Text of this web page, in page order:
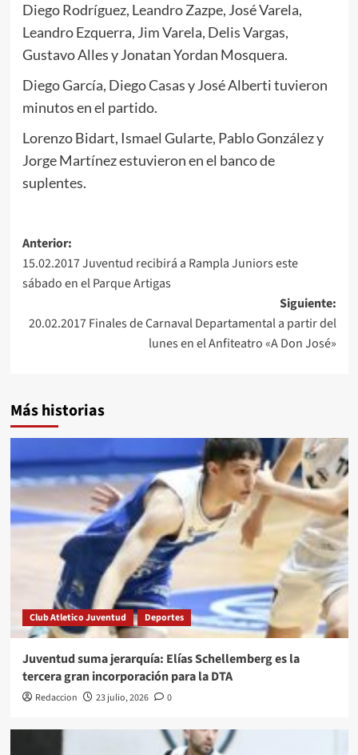
Diego Rodríguez, Leandro Zazpe, José Varela,
Leandro Ezquerra, Jim Varela, Delis Vargas,
Gustavo Alles y Jonatan Yordan Mosquera.
Diego García, Diego Casas y José Alberti tuvieron
minutos en el partido.
Lorenzo Bidart, Ismael Gularte, Pablo González y
Jorge Martínez estuvieron en el banco de
suplentes.
Navegación
de
entradas
Anterior:
15.02.2017 Juventud recibirá a Rampla Juniors este
sábado en el Parque Artigas
Siguiente:
20.02.2017 Finales de Carnaval Departamental a partir del
lunes en el Anfiteatro «A Don José»
Más historias
Club Atletico Juventud Deportes
Juventud suma jerarquía: Elías Schellemberg es la
tercera gran incorporación para la DTA
Redaccion 23 julio, 2026 0